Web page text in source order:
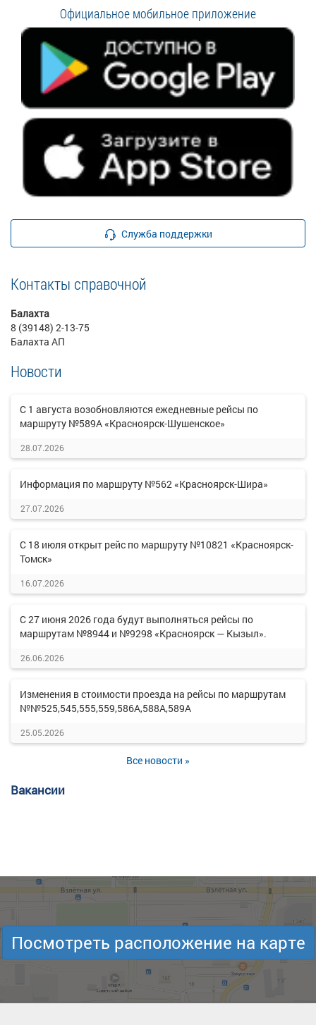
Официальное мобильное приложение
Служба поддержки
Контакты справочной
Балахта
8 (39148) 2-13-75
Балахта АП
Новости
С 1 августа возобновляются ежедневные рейсы по
маршруту №589А «Красноярск-Шушенское»
28.07.2026
Информация по маршруту №562 «Красноярск-Шира»
27.07.2026
С 18 июля открыт рейс по маршруту №10821 «Красноярск-
Томск»
16.07.2026
С 27 июня 2026 года будут выполняться рейсы по
маршрутам №8944 и №9298 «Красноярск — Кызыл».
26.06.2026
Изменения в стоимости проезда на рейсы по маршрутам
№№525,545,555,559,586А,588А,589А
25.05.2026
Все новости »
Вакансии
Посмотреть расположение на карте